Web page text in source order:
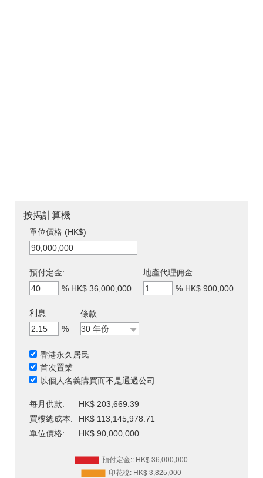
按揭計算機
單位價格 (HK$)
預付定金:
% HK$ 36,000,000
地產代理佣金
% HK$ 900,000
利息
%
條款
香港永久居民
首次置業
以個人名義購買而不是通過公司
每月供款:
HK$ 203,669.39
買樓總成本:
HK$ 113,145,978.71
單位價格:
HK$ 90,000,000